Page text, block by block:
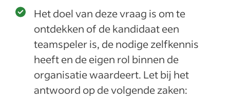
Het doel van deze vraag is om te
ontdekken of de kandidaat een
teamspeler is, de nodige zelfkennis
heeft en de eigen rol binnen de
organisatie waardeert. Let bij het
antwoord op de volgende zaken: